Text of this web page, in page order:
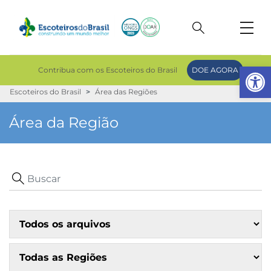
Contribua com os Escoteiros do Brasil DOE AGORA
Escoteiros do Brasil Área das Regiões
Área da Região